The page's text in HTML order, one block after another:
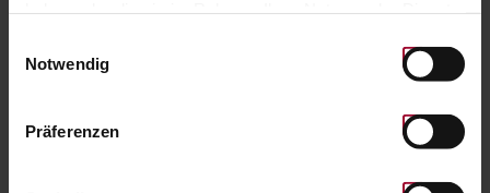
unsererDatenschutzerklärung
Notwendig
Präferenzen